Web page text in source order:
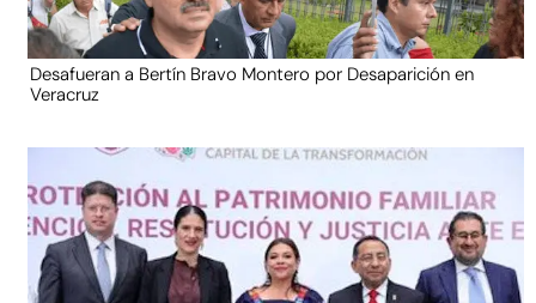
Desafueran a Bertín Bravo Montero por Desaparición en
Veracruz